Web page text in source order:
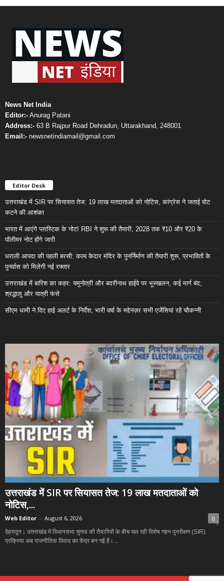
News Net India
Editor:- Anurag Patani
Address:- 63 B Rajpur Road Dehradun, Uttarakhand, 248001
Email:- newsnetindiamail@gmail.com
Editor Desk
उत्तराखंड में SIR पर सियासत तेज: 19 लाख मतदाताओं को नोटिस, कांग्रेस ने जताई वोट
कटने की आशंका
भारत में आएंगे प्लास्टिक के नोट! RBI ने शुरू की तैयारी, 2028 तक ₹10 और ₹20 के
पॉलीमर नोट होंगे जारी
धराली आपदा की पहली बरसी: कल्प केदार मंदिर के पुनर्निर्माण की तैयारी शुरू, प्रभावितों के
पुनर्वास को मिलेगी नई रफ्तार
उत्तराखंड में बारिश का कहर: यमुनोत्री और बदरीनाथ हाईवे पर भूस्खलन, कई मार्ग बंद;
श्रद्धालु और यात्री फंसे
सीएम धामी ने दिए हाई अलर्ट के निर्देश, भारी वर्षा के मद्देनज़र सभी एजेंसियां रहें चौकन्नी
उत्तराखंड में SIR पर सियासत तेज: 19 लाख मतदाताओं को
नोटिस,...
Web Editor - August 6, 2026 0
देहरादून। उत्तराखंड में विधानसभा चुनाव की तैयारियों के बीच चल रही विशेष गहन पुनरीक्षण (SIR)
प्रक्रिया अब राजनीतिक विवाद का केंद्र बन गई है।...